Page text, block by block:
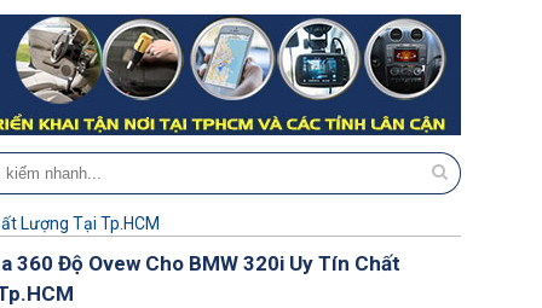
Lượng Tại Tp.HCM
360 Độ Ovew Cho BMW 320i Uy Tín Chất